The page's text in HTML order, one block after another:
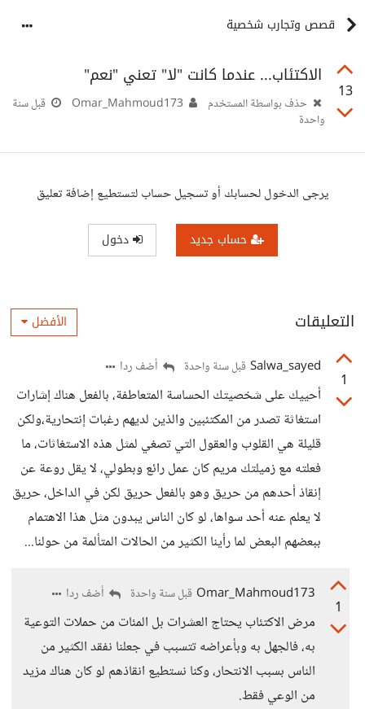
قصص وتجارب شخصية
13
الاكتئاب... عندما كانت "لا" تعني "نعم"
حذف بواسطة المستخدم
قبل سنة
واحدة
يرجى الدخول لحسابك أو تسجيل حساب لتستطيع إضافة تعليق
حساب جديد دخول
التعليقات الأفضل
1
Salwa_sayed قبل سنة واحدة أضف ردا
أحييك على شخصيتك الحساسة المتعاطفة، بالفعل هناك إشارات
استغاثة تصدر من المكتئبين والذين لديهم رغبات إنتحارية،ولكن
قليلة هي القلوب والعقول التي تصغي لمثل هذه الاستغاثات، ما
فعلته مع زميلتك مريم كان عمل رائع وبطولي، لا يقل روعة عن
إنقاذ أحدهم من حريق وهو بالفعل حريق لكن في الداخل، حريق
لا يعلم عنه أحد سواها، لو كان الناس يبدون مثل هذا الاهتمام
ببعضهم البعض لما رأينا الكثير من الحالات المتألمة من حولنا...
1
Omar_Mahmoud173 قبل سنة واحدة أضف ردا
مرض الاكتئاب يحتاج العشرات بل المئات من حملات التوعية
به، فالجهل به وبأعراضه تتسبب في جعلنا نفقد الكثير من
الناس بسبب الانتحار، وكنا نستطيع انقاذهم لو كان هناك مزيد
من الوعي فقط.